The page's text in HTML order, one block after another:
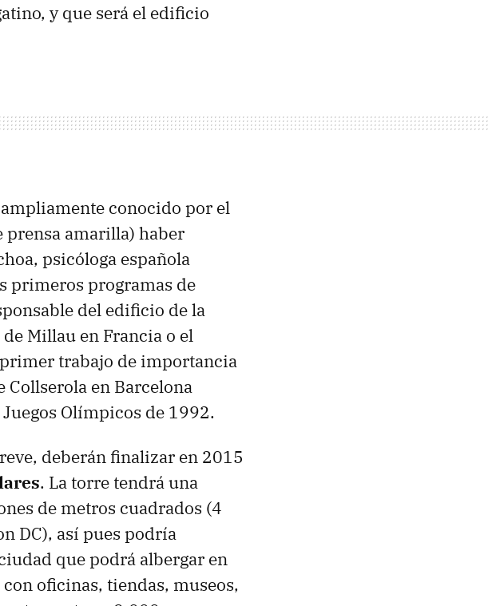
y que será el edificio
conocido por el
prensa amarilla) haber
psicóloga española
primeros programas de
del edificio de la
Millau en Francia o el
trabajo de importancia
Collserola en Barcelona
Olímpicos de 1992.
deberán finalizar en 2015
. La torre tendrá una
de metros cuadrados (4
DC), así pues podría
que podrá albergar en
oficinas, tiendas, museos,